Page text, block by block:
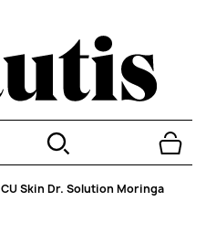
CU Skin Dr. Solution Moringa